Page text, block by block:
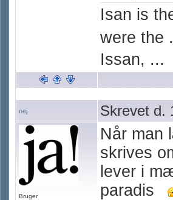
Isan is
were the
Issan, ...
nej Skrevet d.
Bruger
Når man
skrives
lever i
paradis